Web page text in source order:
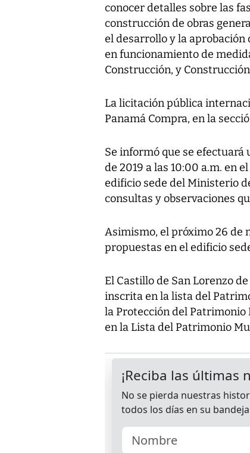
conocer detalles sobre las
construcción de obras
el desarrollo y la aprobación
en funcionamiento de
Construcción, y
La licitación pública
Panamá Compra, en la
Se informó que se
de 2019 a las 10:00 a.m. en
edificio sede del Ministerio
consultas y observaciones
Asimismo, el próximo 26 de
propuestas en el edificio
El Castillo de San Lorenzo
inscrita en la lista del
la Protección del
en la Lista del Patrimonio